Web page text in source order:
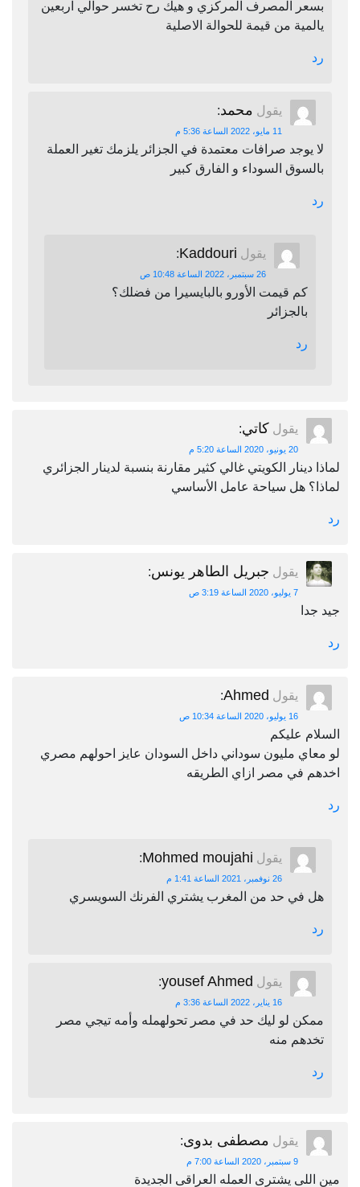
بسعر المصرف المركزي و هيك رح تخسر حوالي اربعين
يالمية من قيمة للحوالة الاصلية
رد
يقول محمد:
11 مايو، 2022 الساعة 5:36 م
لا يوجد صرافات معتمدة في الجزائر يلزمك تغير العملة
بالسوق السوداء و الفارق كبير
رد
يقول Kaddouri
:
26 سبتمبر، 2022 الساعة 10:48 ص
كم قيمت الأورو بالبايسيرا من فضلك؟
بالجزائر
رد
يقول كاتي:
20 يونيو، 2020 الساعة 5:20 م
لماذا دينار الكويتي غالي كثير مقارنة بنسبة لدينار الجزائري
لماذا؟ هل سياحة عامل الأساسي
رد
يقول جبريل الطاهر يونس:
7 يوليو، 2020 الساعة 3:19 ص
جيد جدا
رد
يقول Ahmed
:
16 يوليو، 2020 الساعة 10:34 ص
السلام عليكم
لو معاي مليون سوداني داخل السودان عايز احولهم مصري
اخدهم في مصر ازاي الطريقه
رد
يقول Mohmed moujahi
:
26 نوفمبر، 2021 الساعة 1:41 م
هل في حد من المغرب يشتري الفرنك السويسري
رد
يقول yousef Ahmed
:
16 يناير، 2022 الساعة 3:36 م
ممكن لو ليك حد في مصر تحولهمله وأمه تيجي مصر
تخدهم منه
رد
يقول مصطفى بدوى:
9 سبتمبر، 2020 الساعة 7:00 م
مين اللى يشترى العمله العراقى الجديدة